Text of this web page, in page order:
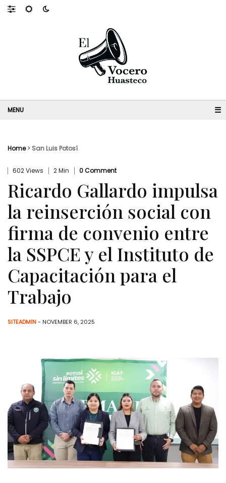
☰
Home> San Luis Potosí
602 Views 2 Min 0 Comment
Ricardo Gallardo impulsa
la reinserción social con
firma de convenio entre
la SSPCE y el Instituto de
Capacitación para el
Trabajo
SITEADMIN- NOVEMBER 6, 2025